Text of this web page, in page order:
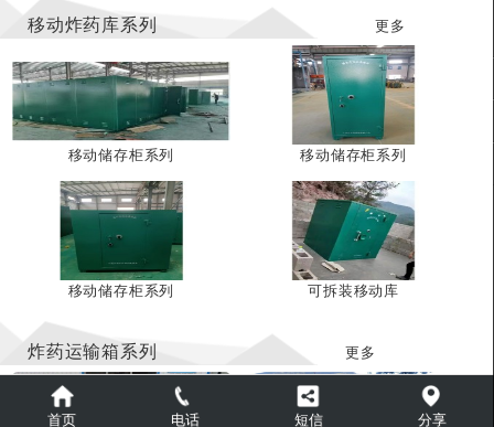
移动炸药库系列 更多
移动储存柜系列 移动储存柜系列
移动储存柜系列 可拆装移动库
炸药运输箱系列 更多
首页 电话 短信 分享